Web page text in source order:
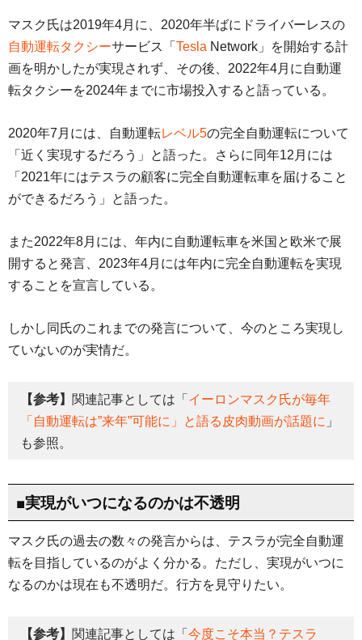
マスク氏は2019年4月に、2020年半ばにドライバーレスの
自動運転タクシーサービス「 Tesla Network」を開始する計
画を明かしたが実現されず、その後、2022年4月に自動運
転タクシーを2024年までに市場投入すると語っている。
2020年7月には、自動運転レベル5の完全自動運転について
「近く実現するだろう」と語った。さらに同年12月には
「2021年にはテスラの顧客に完全自動運転車を届けること
ができるだろう」と語った。
また2022年8月には、年内に自動運転車を米国と欧米で展
開すると発言、2023年4月には年内に完全自動運転を実現
することを宣言している。
しかし同氏のこれまでの発言について、今のところ実現し
ていないのが実情だ。
【参考】 関連記事としては「 イーロンマスク氏が毎年
「自動運転は”来年”可能に」と語る皮肉動画が話題に 」
も参照。
■実現がいつになるのかは不透明
マスク氏の過去の数々の発言からは、テスラが完全自動運
転を目指しているのがよく分かる。ただし、実現がいつに
なるのかは現在も不透明だ。行方を見守りたい。
【参考】 関連記事としては「 今度こそ本当？テスラ